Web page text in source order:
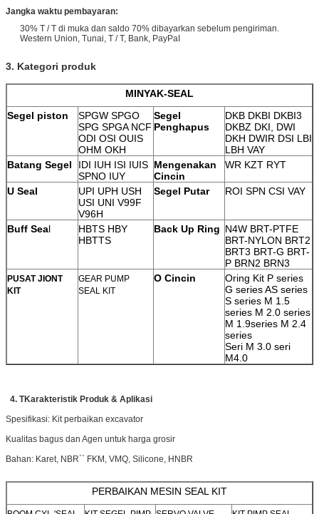
Jangka waktu pembayaran:
30% T / T di muka dan saldo 70% dibayarkan sebelum pengiriman.
Western Union, Tunai, T / T, Bank, PayPaI
3. Kategori produk
MINYAK-SEAL
Segel piston
SPGW SPGO
SPG SPGA NCF
ODI OSI OUIS
OHM OKH
Segel
Penghapus
DKB DKBI DKBI3
DKBZ DKI, DWI
DKH DWIR DSI LBI
LBH VAY
Batang Segel
IDI IUH ISI IUIS
SPNO IUY
Mengenakan
Cincin
WR KZT RYT
U Seal
UPI UPH USH
USI UNI V99F
V96H
Segel Putar ROI SPN CSI VAY
Buff Seal
HBTS HBY
HBTTS
Back Up Ring N4W BRT-PTFE
BRT-NYLON BRT2
BRT3 BRT-G BRT-
P BRN2 BRN3
PUSAT JIONT
KIT
GEAR PUMP
SEAL KIT
O Cincin
Oring Kit P series
G series AS series
S series M 1.5
series M 2.0 series
M 1.9series M 2.4
series
Seri M 3.0 seri
M4.0
4. TKarakteristik Produk & Aplikasi
Spesifikasi: Kit perbaikan excavator
Kualitas bagus dan Agen untuk harga grosir
Bahan: Karet, NBR`` FKM, VMQ, Silicone, HNBR
PERBAIKAN MESIN SEAL KIT